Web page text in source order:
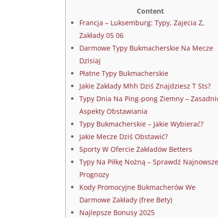
Content
Francja – Luksemburg: Typy, Zajecia Z,
Zakłady 05 06
Darmowe Typy Bukmacherskie Na Mecze
Dzisiaj
Płatne Typy Bukmacherskie
Jakie Zakłady Mhh Dziś Znajdziesz T Sts?
Typy Dnia Na Ping-pong Ziemny –
Aspekty Obstawiania
Typy Bukmacherskie – Jakie Wybierać?
Jakie Mecze Dziś Obstawić?
Sporty W Ofercie Zakładów Betters
Typy Na Piłkę Nożną – Sprawdź Najnowsze
Prognozy
Kody Promocyjne Bukmacherów We
Darmowe Zakłady (free Bety)
Najlepsze Bonusy 2025